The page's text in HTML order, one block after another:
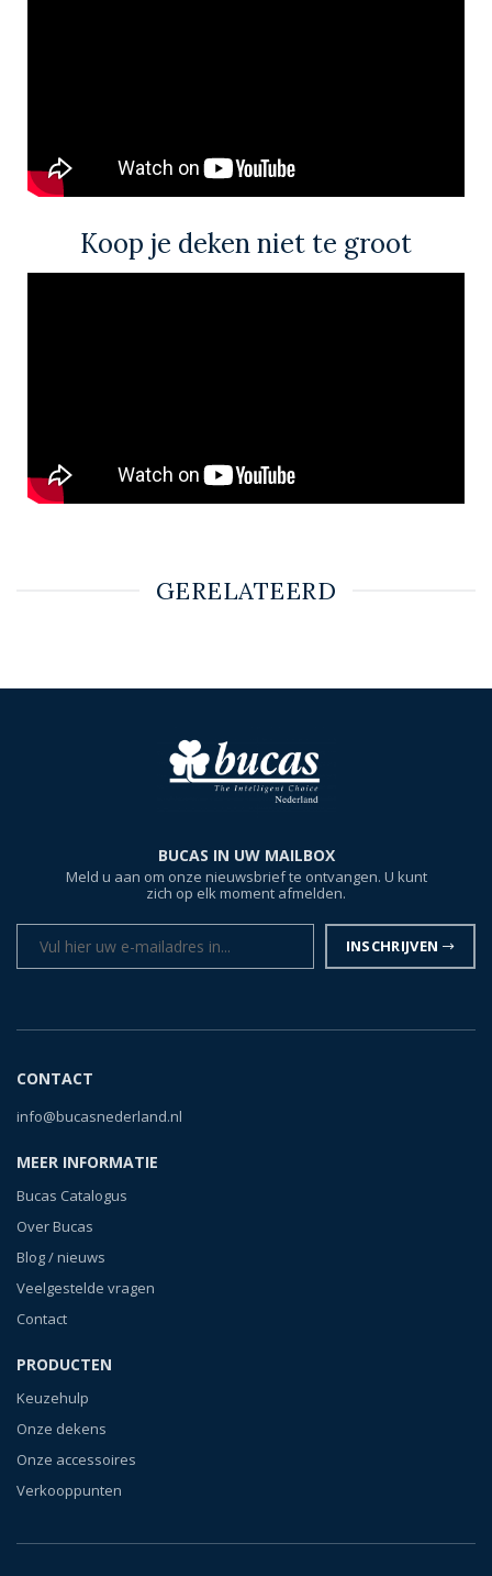
Koop je deken niet te groot
GERELATEERD
BUCAS IN UW MAILBOX
Meld u aan om onze nieuwsbrief te ontvangen. U kunt
zich op elk moment afmelden.
INSCHRIJVEN
CONTACT
info@bucasnederland.nl
MEER INFORMATIE
Bucas Catalogus
Over Bucas
Blog / nieuws
Veelgestelde vragen
Contact
PRODUCTEN
Keuzehulp
Onze dekens
Onze accessoires
Verkooppunten